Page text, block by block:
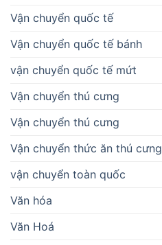
Vận chuyển quốc tế
Vận chuyển quốc tế bánh
vận chuyển quốc tế mứt
Vận chuyển thú cưng
Vận chuyển thú cưng
Vận chuyển thức ăn thú cưng
vận chuyển toàn quốc
Văn hóa
Văn Hoá